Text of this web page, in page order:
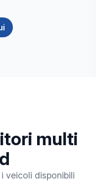
multi
veicoli disponibili